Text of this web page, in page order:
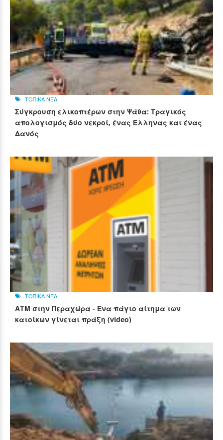
ΤΟΠΙΚΑ ΝΕΑ
Σύγκρουση ελικοπτέρων στην Ψάθα: Τραγικός
απολογισμός δύο νεκροί, ένας Έλληνας και ένας
Δανός
ΤΟΠΙΚΑ ΝΕΑ
ΑΤΜ στην Περαχώρα - Ένα πάγιο αίτημα των
κατοίκων γίνεται πράξη (video)